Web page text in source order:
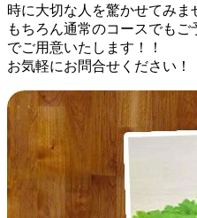
時に大切な人を驚かせてみま
もちろん通常のコースでも
でご用意いたします！！
お気軽にお問合せください！